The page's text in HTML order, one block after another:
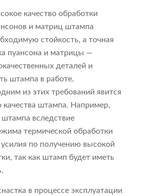
качество обработки
и матриц штампа
стойкость, а точная
пуансона и матрицы —
деталей и
штампа в работе.
из этих требований явится
качества штампа. Например,
штампа вследствие
термической обработки
усилия по получению высокой
так как штамп будет иметь
в процессе эксплуатации